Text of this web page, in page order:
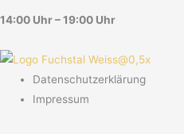
14:00 Uhr – 19:00 Uhr
Datenschutzerklärung
Impressum